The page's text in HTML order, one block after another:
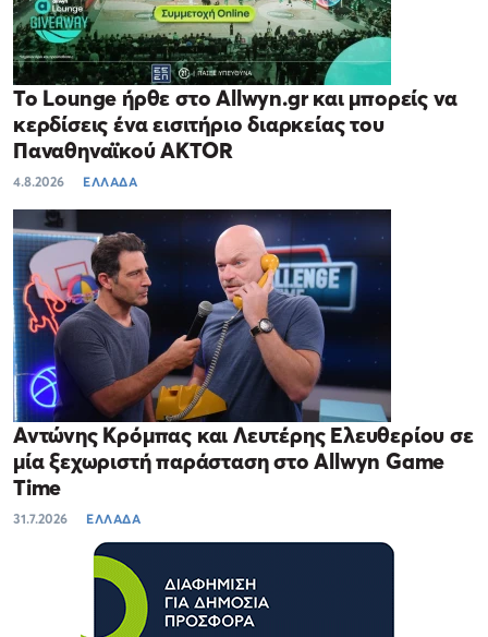
Το Lounge ήρθε στο Allwyn.gr και μπορείς να
κερδίσεις ένα εισιτήριο διαρκείας του
Παναθηναϊκού AKTOR
4.8.2026 ΕΛΛΑΔΑ
Αντώνης Κρόμπας και Λευτέρης Ελευθερίου σε
μία ξεχωριστή παράσταση στο Allwyn Game
Time
31.7.2026 ΕΛΛΑΔΑ